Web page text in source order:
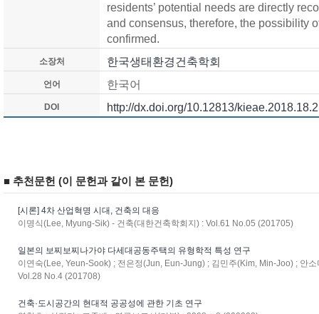
residents’ potential needs are directly
and consensus, therefore, the possibility
confirmed.
소장처 한국생태환경건축학회
언어 한국어
DOI http://dx.doi.org/10.12813/
■ 추천문헌 (이 문헌과 같이 본 문헌)
[시론] 4차 산업혁명 시대, 건축의 대응
이명식(Lee, Myung-Sik) - 건축(대한건축학회지) : Vol.61 No.05 (201705)
일본의 보찌보찌나가야 다세대공동주택의 유형학적 특성 연구
이연숙(Lee, Yeun-Sook) ; 전은정(Jun, Eun-Jung) ; 김민주(Kim, Min-Joo) ; 안
Vol.28 No.4 (201708)
건축·도시공간의 현대적 공공성에 관한 기초 연구